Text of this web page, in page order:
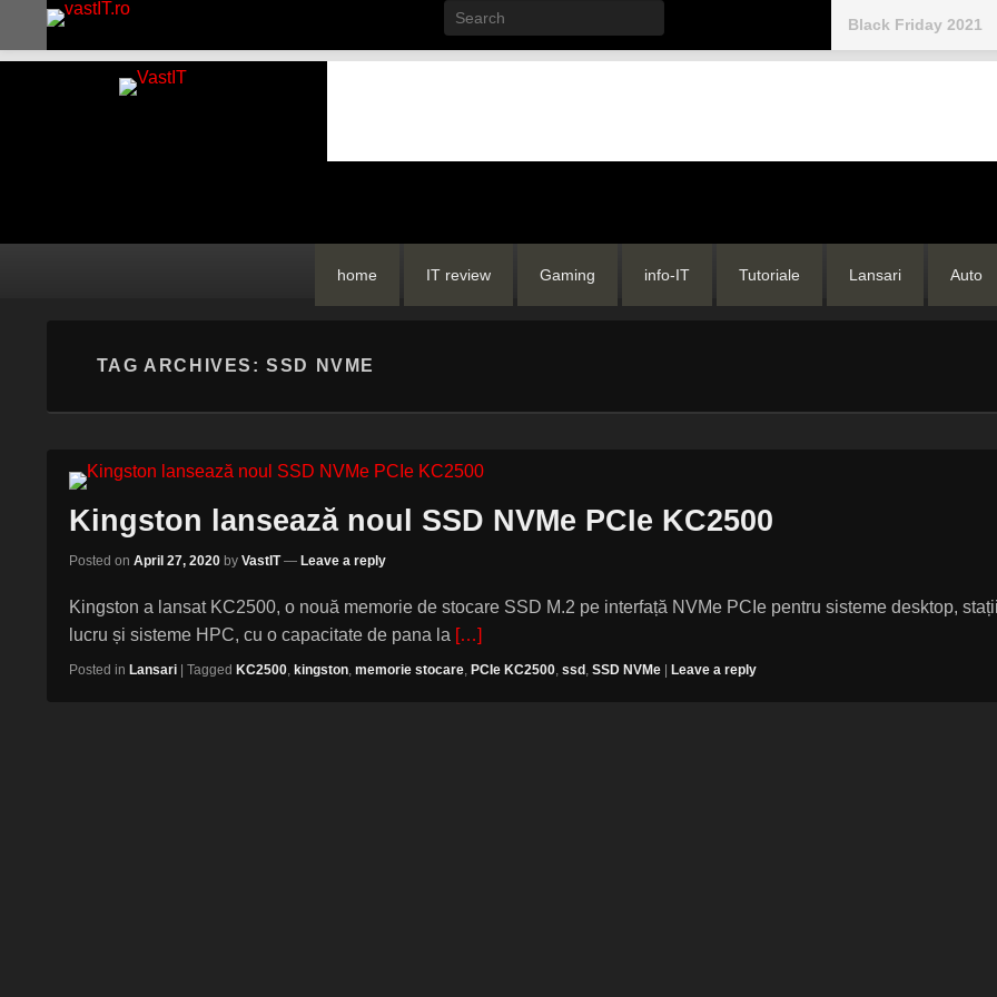
Black Friday 2021
Search
vastIT.ro
home IT review Gaming info-IT Tutoriale Lansari Auto
TAG ARCHIVES:SSD NVME
Kingston lansează noul SSD NVMe PCIe KC2500
Posted on April 27, 2020 by VastIT — Leave a reply
Kingston a lansat KC2500, o nouă memorie de stocare SSD M.2 pe interfață NVMe PCIe pentru sisteme desktop,
lucru și sisteme HPC, cu o capacitate de pana la […]
Posted in Lansari Tagged KC2500, kingston, memorie stocare, PCIe KC2500, ssd , SSD NVMe Leave a reply